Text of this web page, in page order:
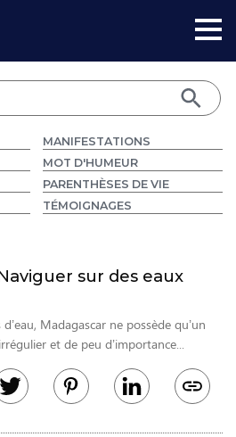
MANIFESTATIONS
MOT D'HUMEUR
PARENTHÈSES DE VIE
TÉMOIGNAGES
sur des eaux
Madagascar ne possède qu’un
et de peu d’importance...